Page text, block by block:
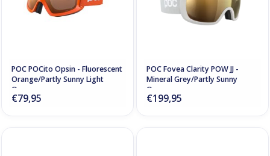
POC POCito Opsin - Fluorescent
Orange/Partly Sunny Light
Orange
€79,95
POC Fovea Clarity POW JJ -
Mineral Grey/Partly Sunny
Orange
€199,95